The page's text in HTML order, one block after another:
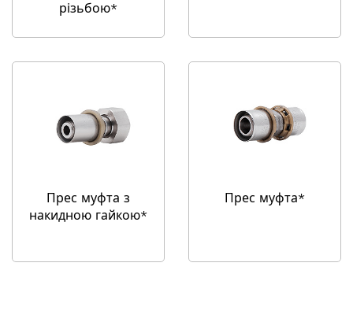
різьбою*
Прес муфта з
накидною гайкою*
Прес муфта*